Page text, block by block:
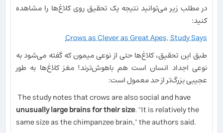
در مطلب زیر می‌توانید نتیجه یک تحقیق روی کلاغ‌ها را مشاهده
کنید:
Crows as Clever as Great Apes, Study Says
طبق این تحقیق، کلاغ‌ها حتی از نوعی میمون که گفته می‌شود به
نوعی اجداد انسان است هم باهوش‌ترند! مغز کلاغ‌ها به طور
عجیبی بزرگ‌تر از حد معمول است:
The study notes that crows are also social and have
unusually large brains for their size. "It is relatively the
same size as the chimpanzee brain," the authors said.